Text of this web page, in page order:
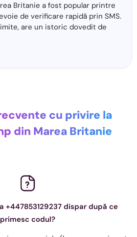
Britanie a fost popular printre
de verificare rapidă prin SMS.
are un istoric dovedit de
cu privire la
din Marea Britanie
+447853129237 dispar după ce
primesc codul?